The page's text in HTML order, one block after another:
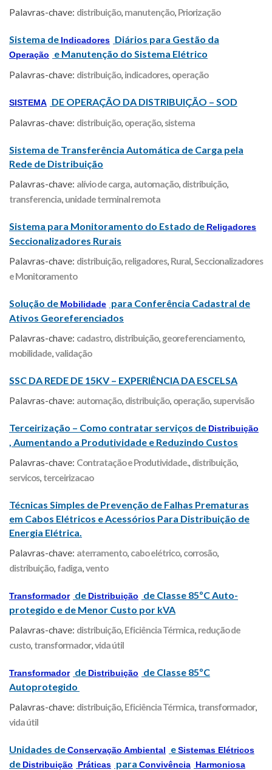
Palavras-chave: distribuição, manutenção, Priorização
Sistema de Indicadores Diários para Gestão da
Operação e Manutenção do Sistema Elétrico
Palavras-chave: distribuição, indicadores, operação
SISTEMA DE OPERAÇÃO DA DISTRIBUIÇÃO – SOD
Palavras-chave: distribuição, operação, sistema
Sistema de Transferência Automática de Carga pela
Rede de Distribuição
Palavras-chave: alívio de carga, automação, distribuição,
transferencia, unidade terminal remota
Sistema para Monitoramento do Estado de Religadores
Seccionalizadores Rurais
Palavras-chave: distribuição, religadores, Rural,Seccionalizadores
e Monitoramento
Solução de Mobilidade para Conferência Cadastral de
Ativos Georeferenciados
Palavras-chave: cadastro, distribuição, georeferenciamento,
mobilidade,validação
SSC DA REDE DE 15KV – EXPERIÊNCIA DA ESCELSA
Palavras-chave: automação, distribuição, operação, supervisão
Terceirização – Como contratar serviços de Distribuição
, Aumentando a Produtividade e Reduzindo Custos
Palavras-chave: Contratação e Produtividade., distribuição,
servicos, terceirizacao
Técnicas Simples de Prevenção de Falhas Prematuras
em Cabos Elétricos e Acessórios Para Distribuição de
Energia Elétrica.
Palavras-chave: aterramento, cabo elétrico, corrosão,
distribuição, fadiga,vento
Transformador de Distribuição
de Classe 85ºC Auto-
protegido e de Menor Custo por kVA
Palavras-chave: distribuição, Eficiência Térmica, redução de
custo, transformador,vida útil
Transformador de Distribuição
de Classe 85ºC
Autoprotegido
Palavras-chave: distribuição, Eficiência Térmica, transformador,
vida útil
Unidades deConservação Ambiental eSistemas Elétricos
de Distribuição Práticas para Convivência Harmoniosa